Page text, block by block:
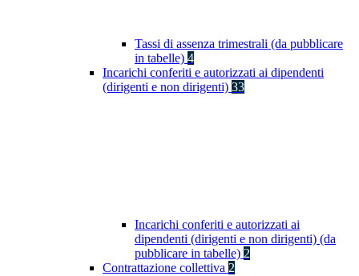
Tassi di assenza trimestrali (da pubblicare
in tabelle) 4
Incarichi conferiti e autorizzati ai dipendenti
(dirigenti e non dirigenti) 33
Incarichi conferiti e autorizzati ai
dipendenti (dirigenti e non dirigenti) (da
pubblicare in tabelle) 2
Contrattazione collettiva 2